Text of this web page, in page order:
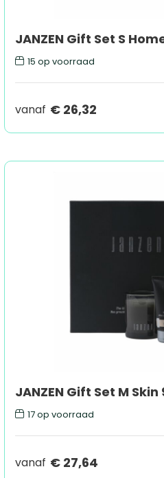
JANZEN Gift Set S
15 op voorraad
vanaf € 26,32
JANZEN Gift Set M Skin
17op voorraad
vanaf € 27,64